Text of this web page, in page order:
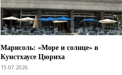
Марисоль: «Море и солнце» в
Кунстхаусе Цюриха
15.07.2026